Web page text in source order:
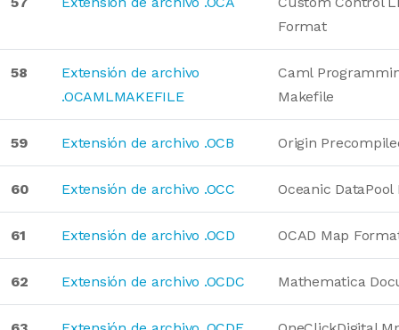
Format
58
Extensión de archivo
.OCAMLMAKEFILE
Caml
Makefile
59 Extensión de archivo .OCB Origin
60 Extensión de archivo .OCC Oceanic
61 Extensión de archivo .OCD OCAD Map
62 Extensión de archivo .OCDC Mathematica